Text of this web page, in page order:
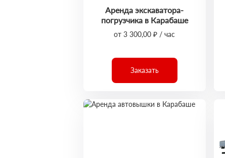
Аренда экскаватора-
погрузчика в Карабаше
от 3 300,00 ₽ / час
Заказать